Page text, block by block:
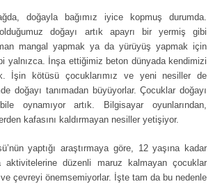
doğayla bağımız iyice kopmuş durumda.
doğayı artık apayrı bir yermiş gibi
mangal yapmak ya da yürüyüş yapmak için
yalnızca. İnşa ettiğimiz beton dünyada kendimizi
İşin kötüsü çocuklarımız ve yeni nesiller de
doğayı tanımadan büyüyorlar. Çocuklar doğayı
oynamıyor artık. Bilgisayar oyunlarından,
kafasını kaldırmayan nesiller yetişiyor.
yaptığı araştırmaya göre, 12 yaşına kadar
düzenli maruz kalmayan çocuklar
ve çevreyi önemsemiyorlar. İşte tam da bu nedenle